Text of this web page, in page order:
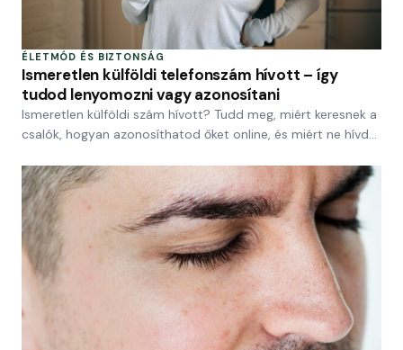
ÉLETMÓD ÉS BIZTONSÁG
Ismeretlen külföldi telefonszám hívott – így
tudod lenyomozni vagy azonosítani
Ismeretlen külföldi szám hívott? Tudd meg, miért keresnek a
csalók, hogyan azonosíthatod őket online, és miért ne hívd…